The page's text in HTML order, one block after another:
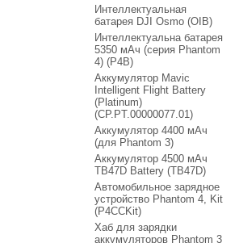
Интеллектуальная
батарея DJI Osmo (OIB)
Интеллектуальна батарея
5350 мАч (серия Phantom
4) (P4B)
Аккумулятор Mavic
Intelligent Flight Battery
(Platinum)
(CP.PT.00000077.01)
Аккумулятор 4400 мАч
(для Phantom 3)
Аккумулятор 4500 мАч
TB47D Battery (TB47D)
Автомобильное зарядное
устройство Phantom 4, Kit
(P4CCKit)
Хаб для зарядки
аккумуляторов Phantom 3